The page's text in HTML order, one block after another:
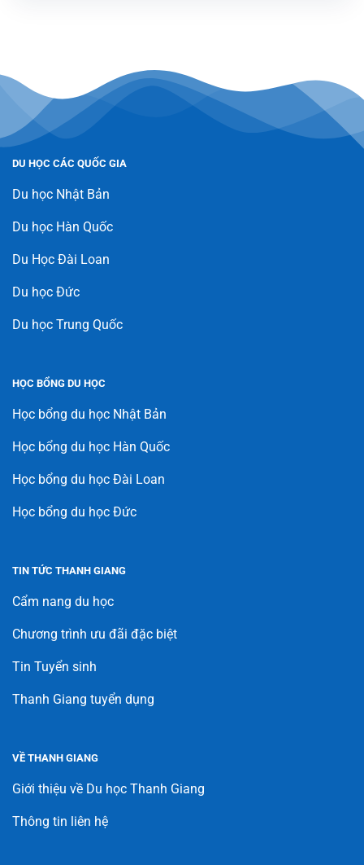
DU HỌC CÁC QUỐC GIA
Du học Nhật Bản
Du học Hàn Quốc
Du Học Đài Loan
Du học Đức
Du học Trung Quốc
HỌC BỔNG DU HỌC
Học bổng du học Nhật Bản
Học bổng du học Hàn Quốc
Học bổng du học Đài Loan
Học bổng du học Đức
TIN TỨC THANH GIANG
Cẩm nang du học
Chương trình ưu đãi đặc biệt
Tin Tuyển sinh
Thanh Giang tuyển dụng
VỀ THANH GIANG
Giới thiệu về Du học Thanh Giang
Thông tin liên hệ